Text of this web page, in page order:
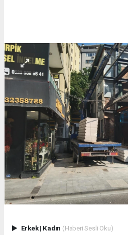
Erkek| Kadın (Haberi Sesli Oku)